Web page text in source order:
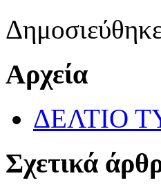
Αρχεία
ΔΕΛΤΙΟ
Σχετικά